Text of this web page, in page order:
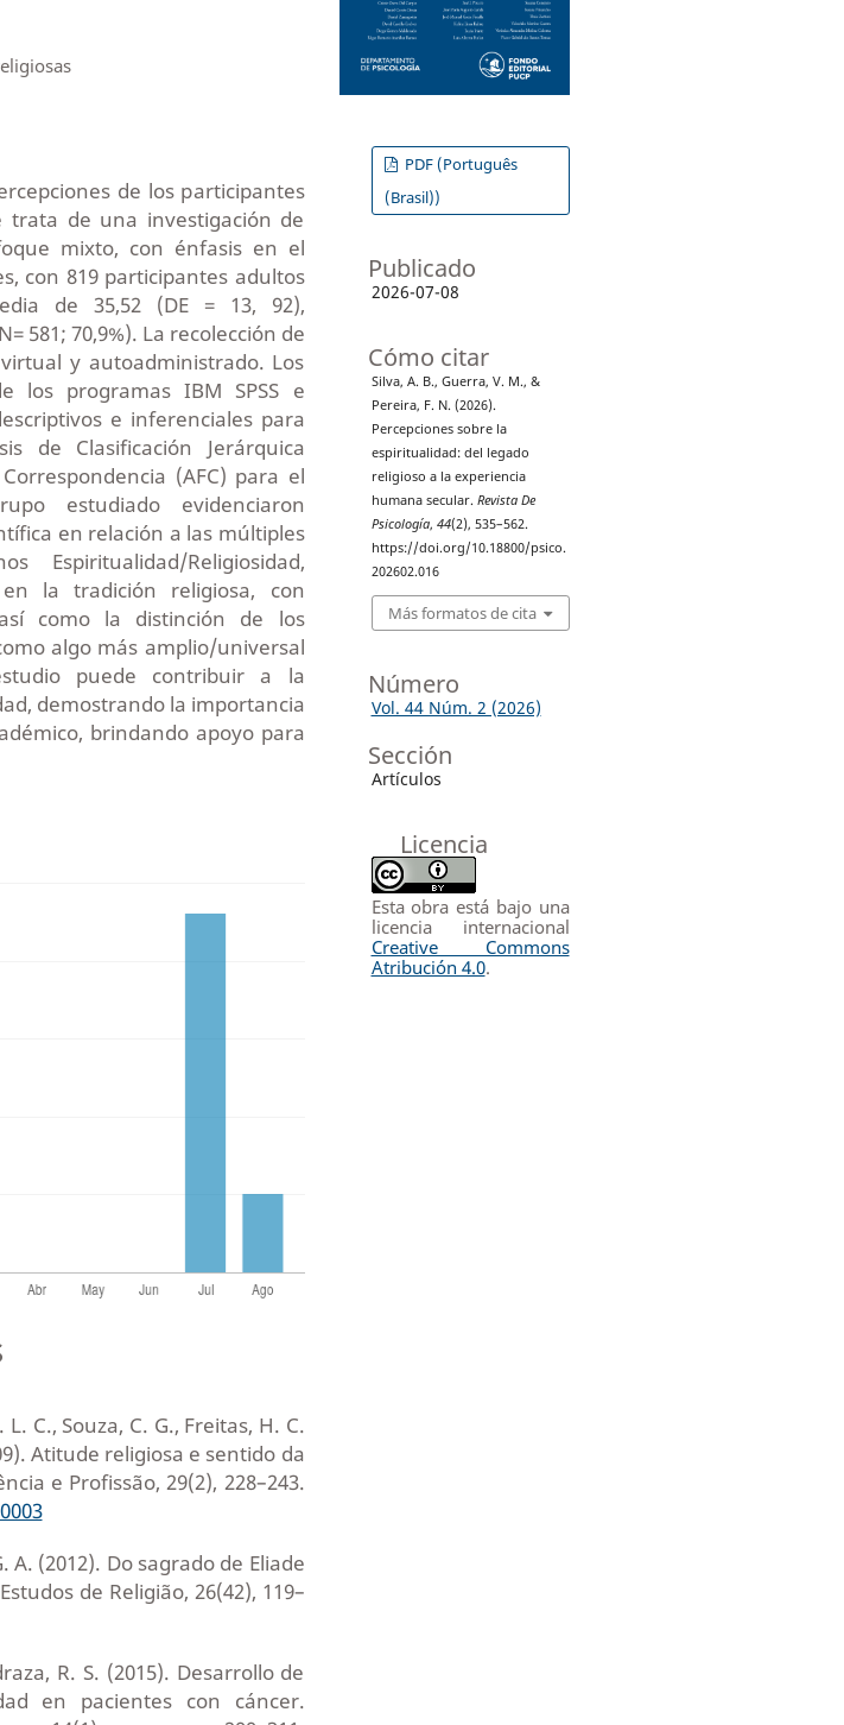
de los participantes
trata de una investigación de
mixto, con énfasis en el
con 819 participantes adultos
de 35,52 (DE = 13, 92),
581; 70,9%). La recolección de
y autoadministrado. Los
los programas IBM SPSS e
e inferenciales para
de Clasificación Jerárquica
(AFC) para el
estudiado evidenciaron
en relación a las múltiples
Espiritualidad/Religiosidad,
la tradición religiosa, con
como la distinción de los
algo más amplio/universal
puede contribuir a la
demostrando la importancia
brindando apoyo para
C., Souza, C. G., Freitas, H. C.
Atitude religiosa e sentido da
e Profissão, 29(2), 228–243.
A. (2012). Do sagrado de Eliade
de Religião, 26(42), 119–
R. S. (2015). Desarrollo de
en pacientes con cáncer.
PDF (Português
(Brasil))
Publicado
2026-07-08
Cómo citar
Silva, A. B., Guerra, V. M., &
Pereira, F. N. (2026).
Percepciones sobre la
espiritualidad: del legado
religioso a la experiencia
humana secular. Revista De
Psicología, 44(2), 535–562.
https://doi.org/10.18800/psico.
202602.016
Más formatos de cita
Número
Vol. 44 Núm. 2 (2026)
Sección
Artículos
Licencia
Esta obra está bajo una
licencia internacional
Creative Commons
Atribución 4.0.